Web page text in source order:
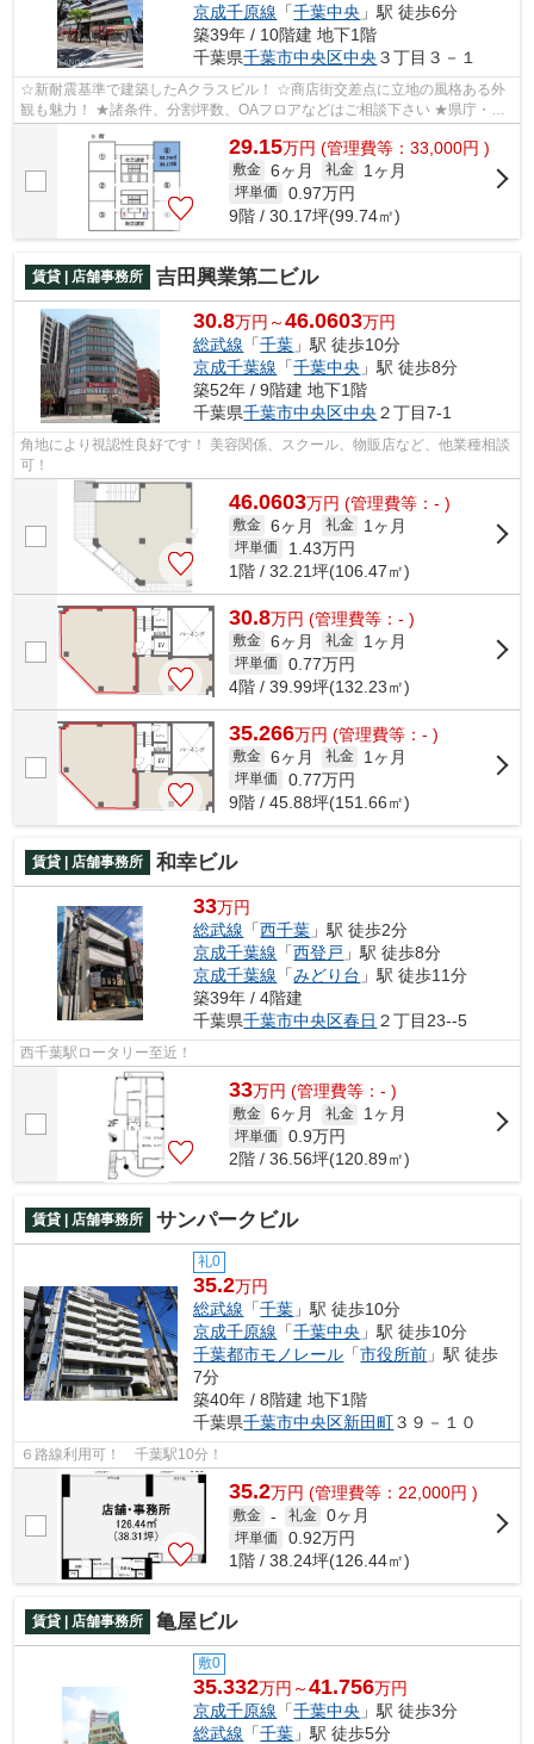
京成千原線 「千葉中央 」駅 徒歩6分
築39年 / 10階建 地下1階
千葉県千葉市中央区中央 ３丁目３－１
☆新耐震基準で建築したAクラスビル！ ☆商店街交差点に立地の風格ある外
観も魅力！ ★諸条件、分割坪数、OAフロアなどはご相談下さい ★県庁・検
察庁・地方裁判所に近い立地
29.15万円 (管理費等：33,000円 )
敷金 6ヶ月 礼金 1ヶ月
坪単価 0.97万円
9階 / 30.17坪(99.74㎡)
賃貸 | 店舗事務所 吉田興業第二ビル
30.8万円～46.0603万円
総武線 「千葉 」駅 徒歩10分
京成千葉線 「千葉中央 」駅 徒歩8分
築52年 / 9階建 地下1階
千葉県千葉市中央区中央 ２丁目7-1
角地により視認性良好です！ 美容関係、スクール、物販店など、他業種相談
可！
46.0603万円 (管理費等：- )
敷金 6ヶ月 礼金 1ヶ月
坪単価 1.43万円
1階 / 32.21坪(106.47㎡)
30.8万円 (管理費等：- )
敷金 6ヶ月 礼金 1ヶ月
坪単価 0.77万円
4階 / 39.99坪(132.23㎡)
35.266万円 (管理費等：- )
敷金 6ヶ月 礼金 1ヶ月
坪単価 0.77万円
9階 / 45.88坪(151.66㎡)
賃貸 | 店舗事務所 和幸ビル
33万円
総武線 「西千葉 」駅 徒歩2分
京成千葉線 「西登戸 」駅 徒歩8分
京成千葉線 「みどり台 」駅 徒歩11分
築39年 / 4階建
千葉県千葉市中央区春日 ２丁目23--5
西千葉駅ロータリー至近！
33万円 (管理費等：- )
敷金 6ヶ月 礼金 1ヶ月
坪単価 0.9万円
2階 / 36.56坪(120.89㎡)
賃貸 | 店舗事務所 サンパークビル
礼0
35.2万円
総武線 「千葉 」駅 徒歩10分
京成千原線 「千葉中央 」駅 徒歩10分
千葉都市モノレール 「市役所前 」駅 徒歩
7分
築40年 / 8階建 地下1階
千葉県千葉市中央区新田町３９－１０
６路線利用可！ 千葉駅10分！
35.2万円 (管理費等：22,000円 )
敷金 - 礼金 0ヶ月
坪単価 0.92万円
1階 / 38.24坪(126.44㎡)
賃貸 | 店舗事務所 亀屋ビル
敷0
35.332万円～41.756万円
京成千原線 「千葉中央 」駅 徒歩3分
総武線 「千葉 」駅 徒歩5分